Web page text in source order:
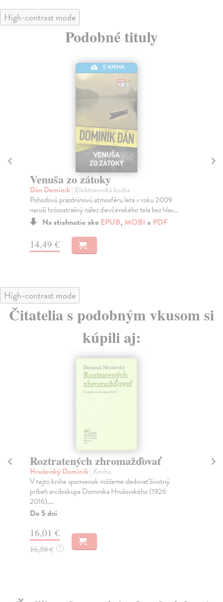
High-contrast mode
Podobné tituly
E-KNIHA
Venuša zo zátoky
Dán Dominik| Elektronická kniha
Pohodovú prázdninovú atmosféru leta v roku 2009
naruší hrôzostrašný nález dievčenského tela bez hlav...
Na stiahnutie ako EPUB,MOBI a PDF
14,49 €
High-contrast mode
Čitatelia s podobným vkusom si
kúpili aj:
Roztratených zhromažďovať
Hrušovský Dominik| Kniha
V tejto knihe spomienok môžeme sledovať životný
príbeh arcibiskupa Dominika Hrušovského (1926
2016),...
Do 5 dní
16,01 €
16,50 € ?